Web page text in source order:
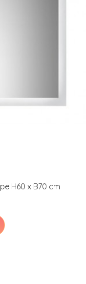
H60 x B70 cm